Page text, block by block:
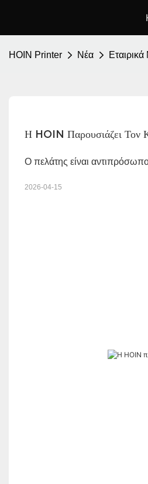
HOIN Printer Νέα
Η HOIN Παρουσιάζει Τον
Ο πελάτης είναι
2026-04-15